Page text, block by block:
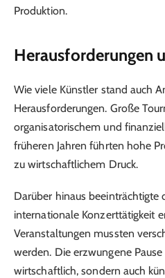
Produktion.
Herausforderungen
Wie viele Künstler stand auch
Herausforderungen. Große
organisatorischem und
früheren Jahren führten hohe
zu wirtschaftlichem Druck.
Darüber hinaus beeinträchtigte
internationale Konzerttätigkeit
Veranstaltungen mussten
werden. Die erzwungene
wirtschaftlich, sondern auch